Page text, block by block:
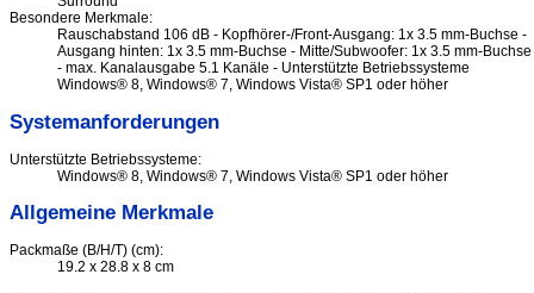
Besondere Merkmale:
Rauschabstand 106 dB - Kopfhörer-/Front-Ausgang: 1x 3.5 mm-Buchse -
Ausgang hinten: 1x 3.5 mm-Buchse - Mitte/Subwoofer: 1x 3.5 mm-Buchse
- max. Kanalausgabe 5.1 Kanäle - Unterstützte Betriebssysteme
Windows® 8, Windows® 7, Windows Vista® SP1 oder höher
Systemanforderungen
Unterstützte Betriebssysteme:
Windows® 8, Windows® 7, Windows Vista® SP1 oder höher
Allgemeine Merkmale
Packmaße (B/H/T) (cm):
19.2 x 28.8 x 8 cm